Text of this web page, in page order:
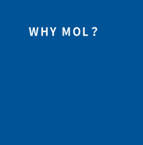
WHY MOL？